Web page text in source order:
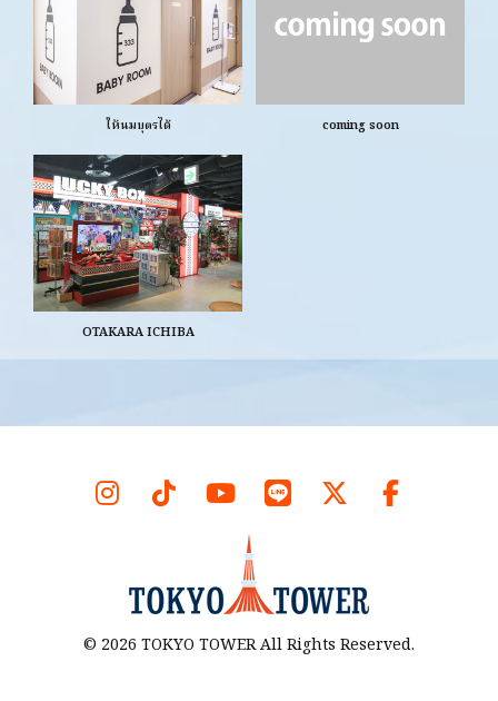
ให้นมบุตรได้ coming soon
OTAKARA ICHIBA
© 2026 TOKYO TOWER All Rights Reserved.